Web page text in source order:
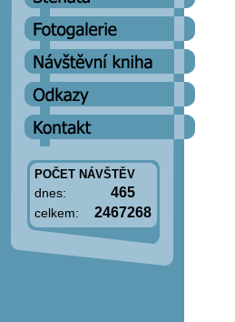
POČET NÁVŠTĚV
dnes: 465
celkem: 2467268